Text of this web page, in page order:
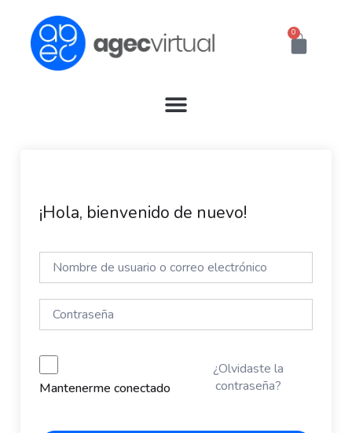
contenido
0
Cart
¡Hola, bienvenido de nuevo!
Mantenerme conectado
¿Olvidaste la
contraseña?